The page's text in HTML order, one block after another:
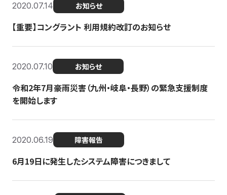
2020.07.14 お知らせ
【重要】コングラント 利用規約改訂のお知らせ
2020.07.10 お知らせ
令和2年7月豪雨災害（九州・岐阜・長野）の緊急支援制度
を開始します
2020.06.19 障害報告
6月19日に発生したシステム障害につきまして